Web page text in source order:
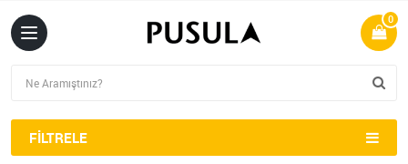
0
FILTRELE